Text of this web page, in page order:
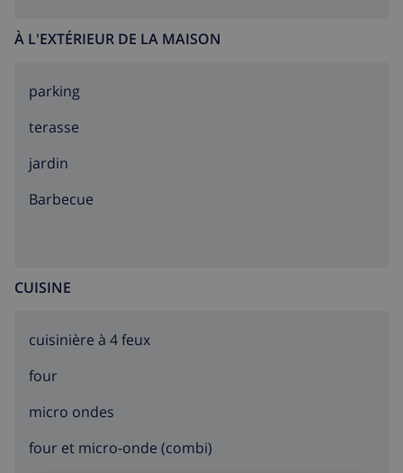
À L'EXTÉRIEUR DE LA MAISON
parking
terasse
jardin
barbecue
CUISINE
cuisinière à 4 feux
four
micro ondes
four et micro-onde (combi)